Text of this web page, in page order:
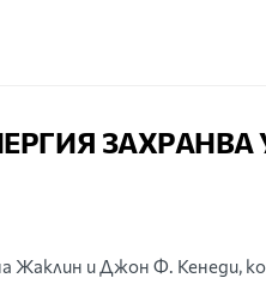
ЗАХРАНВА
Жаклин и Джон Ф. Кенеди,